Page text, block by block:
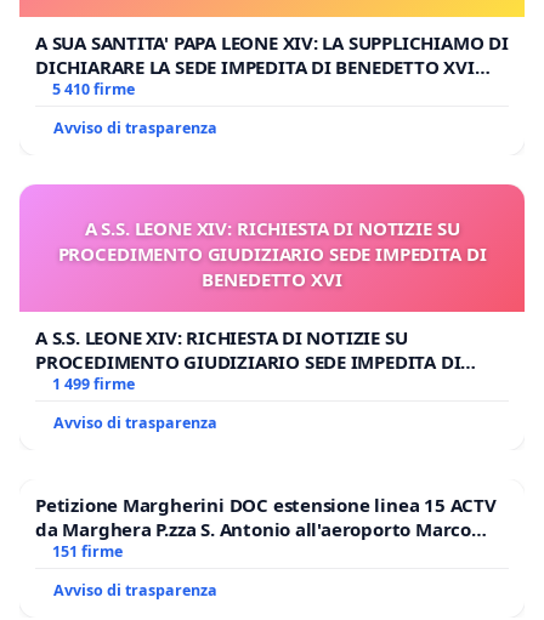
A SUA SANTITA' PAPA LEONE XIV: LA SUPPLICHIAMO DI
DICHIARARE LA SEDE IMPEDITA DI BENEDETTO XVI
E/O DI FAR APRIRE IL RELATIVO PROCESSO
5 410 firme
Avviso di trasparenza
A S.S. LEONE XIV: RICHIESTA DI NOTIZIE SU
PROCEDIMENTO GIUDIZIARIO SEDE IMPEDITA DI
BENEDETTO XVI
A S.S. LEONE XIV: RICHIESTA DI NOTIZIE SU
PROCEDIMENTO GIUDIZIARIO SEDE IMPEDITA DI
BENEDETTO XVI
1 499 firme
Avviso di trasparenza
Petizione Margherini DOC estensione linea 15 ACTV
da Marghera P.zza S. Antonio all'aeroporto Marco
Polo tariffa a € 1,50
151 firme
Avviso di trasparenza